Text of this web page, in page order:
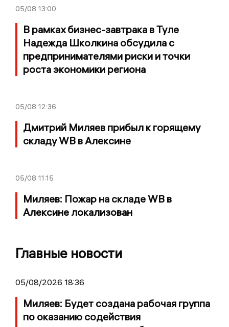
05/08 13:00
В рамках бизнес-завтрака в Туле
Надежда Школкина обсудила с
предпринимателями риски и точки
роста экономики региона
05/08 12:36
Дмитрий Миляев прибыл к горящему
складу WB в Алексине
05/08 11:15
Миляев: Пожар на складе WB в
Алексине локализован
Главные новости
05/08/2026 18:36
Миляев: Будет создана рабочая группа
по оказанию содействия